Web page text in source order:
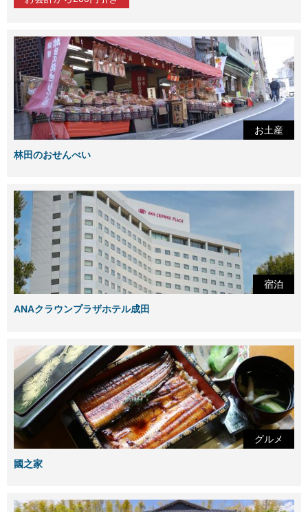
お土産
林田のおせんべい
宿泊
ANAクラウンプラザホテル成田
グルメ
國之家